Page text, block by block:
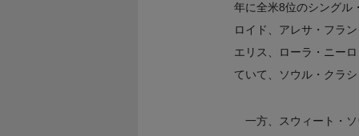
年に全米8位のシングル
ロイド、アレサ・フラ
エリス、ローラ・ニー
ていて、ソウル・クラ
一方、スウィート・